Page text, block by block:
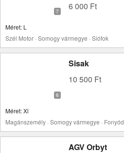
6 000 Ft
Méret: L
Szél Motor · Somogy vármegye · Siófok
Sisak
10 500 Ft
Méret: Xl
Magánszemély · Somogy vármegye · Fonyód
AGV Orbyt